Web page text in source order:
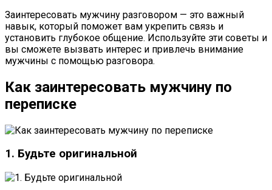
Заинтересовать мужчину разговором — это важный
навык, который поможет вам укрепить связь и
установить глубокое общение. Используйте эти советы и
вы сможете вызвать интерес и привлечь внимание
мужчины с помощью разговора.
Как заинтересовать мужчину по
переписке
1. Будьте оригинальной